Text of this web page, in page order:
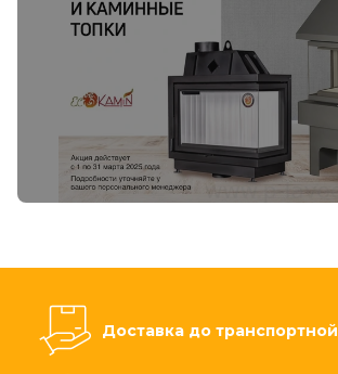
Доставка до транспортной